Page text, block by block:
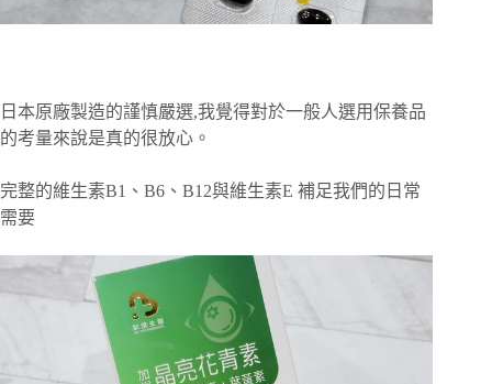
日本原廠製造的謹慎嚴選,我覺得對於一般人選用保養品
的考量來說是真的很放心。
完整的維生素B1、B6、B12與維生素E️ 補足我們的日常
需要